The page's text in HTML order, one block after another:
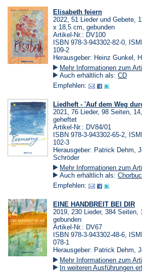
Elisabeth feiern
2022, 51 Lieder und Gebete,
x 18,5 cm, gebunden
Artikel-Nr.: DV100
ISBN 978-3-943302-82-0,
109-2
Herausgeber: Heinz Gunkel,
Mehr Informationen zum
Auch erhältlich als: CD
Empfehlen:
Liedheft - 'Auf dem Weg
2021, 76 Lieder, 98 Seiten,
geheftet
Artikel-Nr.: DV84/01
ISBN 978-3-943302-65-2,
102-3
Herausgeber: Patrick Dehm,
Schröder
Mehr Informationen zum
Auch erhältlich als:
Empfehlen:
EINE HANDBREIT BEI DIR
2019, 230 Lieder, 384 Seiten,
gebunden
Artikel-Nr.: DV67
ISBN 978-3-943302-48-6,
078-1
Herausgeber: Patrick Dehm,
Mehr Informationen zum
In weiteren Ausführungen